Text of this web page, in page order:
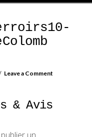
Leave a Comment
& Avis
un